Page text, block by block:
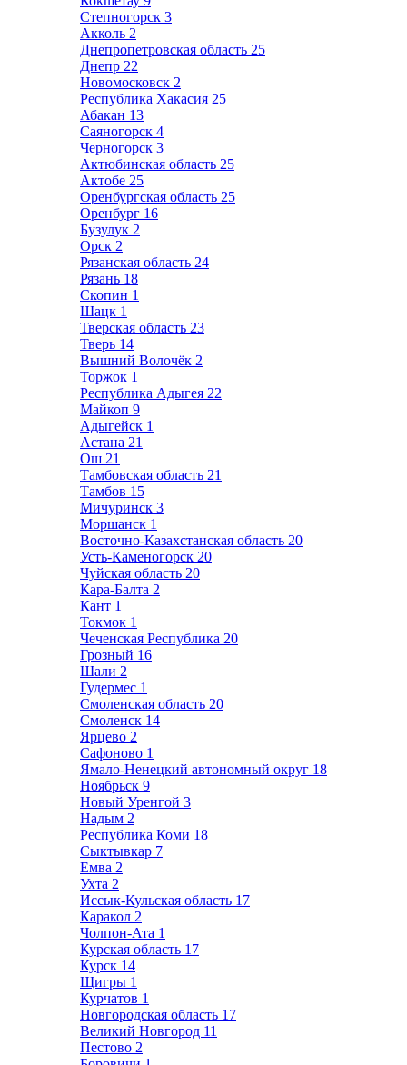
Степногорск 3
Акколь 2
Днепропетровская область 25
Днепр 22
Новомосковск 2
Республика Хакасия 25
Абакан 13
Саяногорск 4
Черногорск 3
Актюбинская область 25
Актобе 25
Оренбургская область 25
Оренбург 16
Бузулук 2
Орск 2
Рязанская область 24
Рязань 18
Скопин 1
Шацк 1
Тверская область 23
Тверь 14
Вышний Волочёк 2
Торжок 1
Республика Адыгея 22
Майкоп 9
Адыгейск 1
Астана 21
Ош 21
Тамбовская область 21
Тамбов 15
Мичуринск 3
Моршанск 1
Восточно-Казахстанская область 20
Усть-Каменогорск 20
Чуйская область 20
Кара-Балта 2
Кант 1
Токмок 1
Чеченская Республика 20
Грозный 16
Шали 2
Гудермес 1
Смоленская область 20
Смоленск 14
Ярцево 2
Сафоново 1
Ямало-Ненецкий автономный округ 18
Ноябрьск 9
Новый Уренгой 3
Надым 2
Республика Коми 18
Сыктывкар 7
Емва 2
Ухта 2
Иссык-Кульская область 17
Каракол 2
Чолпон-Ата 1
Курская область 17
Курск 14
Щигры 1
Курчатов 1
Новгородская область 17
Великий Новгород 11
Пестово 2